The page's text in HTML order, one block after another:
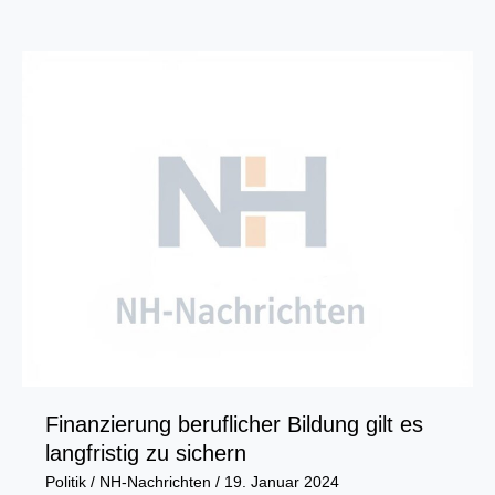
Finanzierung beruflicher Bildung gilt es
langfristig zu sichern
Politik/ NH-Nachrichten / 19. Januar 2024